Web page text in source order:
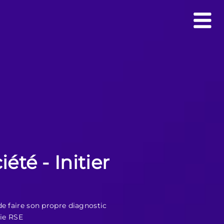
- Initier
faire son propre diagnostic
RSE